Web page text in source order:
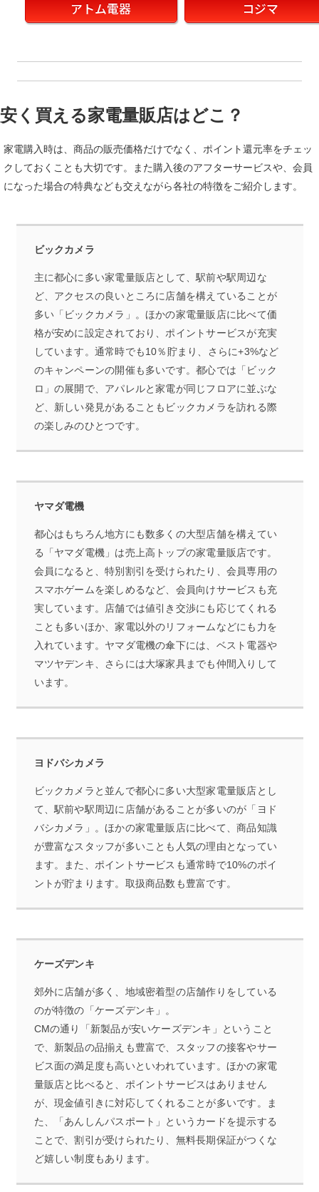
アトム電器 コジマ
安く買える家電量販店はどこ？
家電購入時は、商品の販売価格だけでなく、ポイント還元率をチェッ
クしておくことも大切です。また購入後のアフターサービスや、会員
になった場合の特典なども交えながら各社の特徴をご紹介します。
ビックカメラ
主に都心に多い家電量販店として、駅前や駅周辺な
ど、アクセスの良いところに店舗を構えていることが
多い「ビックカメラ」。ほかの家電量販店に比べて価
格が安めに設定されており、ポイントサービスが充実
しています。通常時でも10％貯まり、さらに+3%など
のキャンペーンの開催も多いです。都心では「ビック
ロ」の展開で、アパレルと家電が同じフロアに並ぶな
ど、新しい発見があることもビックカメラを訪れる際
の楽しみのひとつです。
ヤマダ電機
都心はもちろん地方にも数多くの大型店舗を構えてい
る「ヤマダ電機」は売上高トップの家電量販店です。
会員になると、特別割引を受けられたり、会員専用の
スマホゲームを楽しめるなど、会員向けサービスも充
実しています。店舗では値引き交渉にも応じてくれる
ことも多いほか、家電以外のリフォームなどにも力を
入れています。ヤマダ電機の傘下には、ベスト電器や
マツヤデンキ、さらには大塚家具までも仲間入りして
います。
ヨドバシカメラ
ビックカメラと並んで都心に多い大型家電量販店とし
て、駅前や駅周辺に店舗があることが多いのが「ヨド
バシカメラ」。ほかの家電量販店に比べて、商品知識
が豊富なスタッフが多いことも人気の理由となってい
ます。また、ポイントサービスも通常時で10%のポイ
ントが貯まります。取扱商品数も豊富です。
ケーズデンキ
郊外に店舗が多く、地域密着型の店舗作りをしている
のが特徴の「ケーズデンキ」。
CMの通り「新製品が安いケーズデンキ」ということ
で、新製品の品揃えも豊富で、スタッフの接客やサー
ビス面の満足度も高いといわれています。ほかの家電
量販店と比べると、ポイントサービスはありません
が、現金値引きに対応してくれることが多いです。ま
た、「あんしんパスポート」というカードを提示する
ことで、割引が受けられたり、無料長期保証がつくな
ど嬉しい制度もあります。